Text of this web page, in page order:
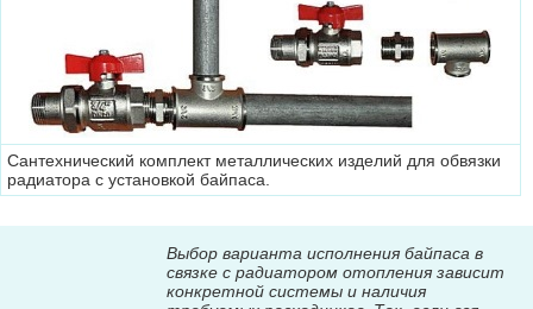
Сантехнический комплект металлических изделий для обвязки
радиатора с установкой байпаса.
Выбор варианта исполнения байпаса в
связке с радиатором отопления зависит
конкретной системы и наличия